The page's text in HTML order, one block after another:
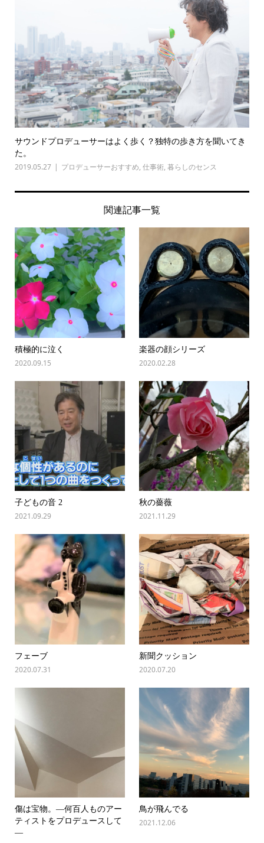
サウンドプロデューサーはよく歩く？独特の歩き方を聞いてき
た。
2019.05.27 プロデューサーおすすめ, 仕事術, 暮らしのセンス
関連記事一覧
積極的に泣く
2020.09.15
楽器の顔シリーズ
2020.02.28
子どもの音 2
2021.09.29
秋の薔薇
2021.11.29
フェーブ
2020.07.31
新聞クッション
2020.07.20
傷は宝物。―何百人ものアー
ティストをプロデュースして
―
鳥が飛んでる
2021.12.06